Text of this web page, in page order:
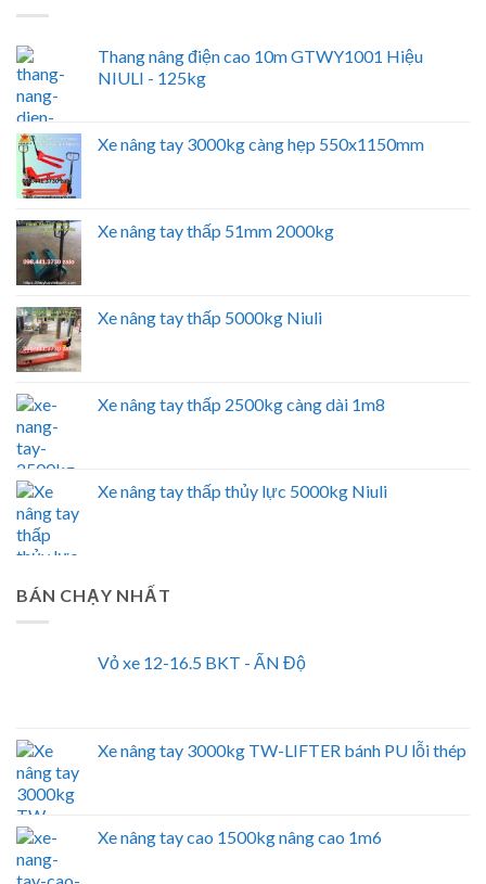
Thang nâng điện cao 10m GTWY1001 Hiệu
NIULI - 125kg
Xe nâng tay 3000kg càng hẹp 550x1150mm
Xe nâng tay thấp 51mm 2000kg
Xe nâng tay thấp 5000kg Niuli
Xe nâng tay thấp 2500kg càng dài 1m8
Xe nâng tay thấp thủy lực 5000kg Niuli
BÁN CHẠY NHẤT
Vỏ xe 12-16.5 BKT - ẤN Độ
Xe nâng tay 3000kg TW-LIFTER bánh PU lỗi thép
Xe nâng tay cao 1500kg nâng cao 1m6